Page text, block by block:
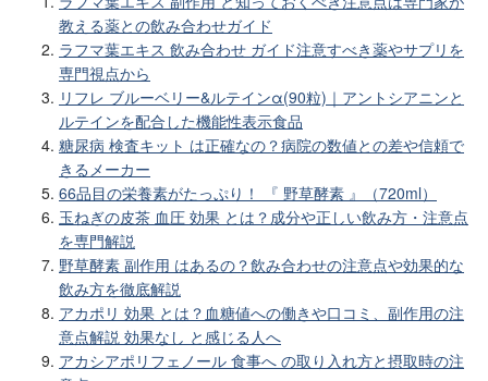
教える薬との飲み合わせガイド
ラフマ葉エキス 飲み合わせ ガイド注意すべき薬やサプリを
専門視点から
リフレ ブルーベリー&ルテインα(90粒)｜アントシアニンと
ルテインを配合した機能性表示食品
糖尿病 検査キット は正確なの？病院の数値との差や信頼で
きるメーカー
66品目の栄養素がたっぷり！ 『 野草酵素 』（720ml）
玉ねぎの皮茶 血圧 効果 とは？成分や正しい飲み方・注意点
を専門解説
野草酵素 副作用 はあるの？飲み合わせの注意点や効果的な
飲み方を徹底解説
アカポリ 効果 とは？血糖値への働きや口コミ、副作用の注
意点解説 効果なし と感じる人へ
アカシアポリフェノール 食事へ の取り入れ方と摂取時の注